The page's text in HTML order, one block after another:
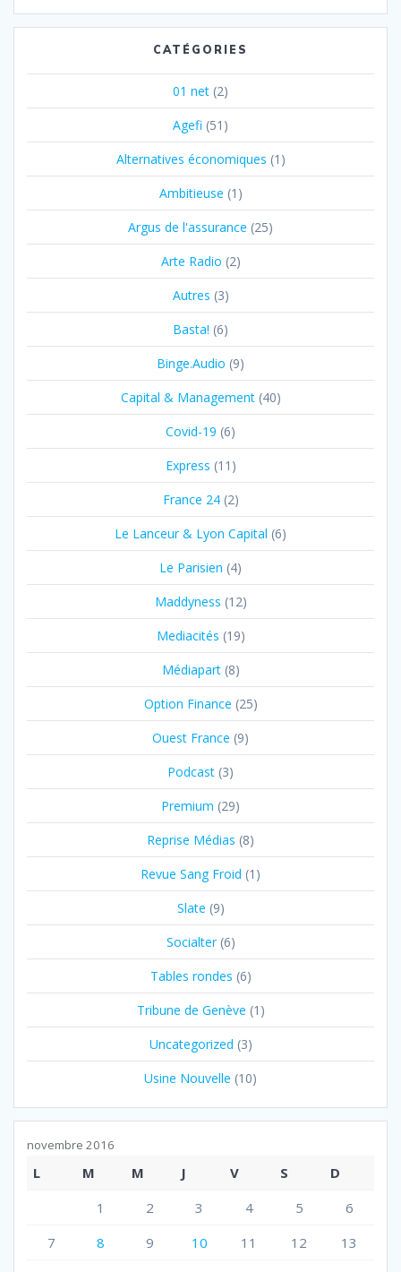
CATÉGORIES
01 net (2)
Agefi (51)
Alternatives économiques (1)
Ambitieuse (1)
Argus de l'assurance (25)
Arte Radio (2)
Autres (3)
Basta! (6)
Binge.Audio (9)
Capital & Management(40)
Covid-19 (6)
Express (11)
France 24(2)
Le Lanceur & Lyon Capital (6)
Le Parisien (4)
Maddyness (12)
Mediacités (19)
Médiapart(8)
Option Finance (25)
Ouest France (9)
Podcast (3)
Premium (29)
Reprise Médias (8)
Revue Sang Froid (1)
Slate (9)
Socialter(6)
Tables rondes (6)
Tribune de Genève (1)
Uncategorized (3)
Usine Nouvelle (10)
novembre 2016
L M M J V S
D
1
2 3 4 5
6
7
8 9 10 11 12
13